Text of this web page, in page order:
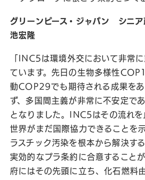
グリーンピース ・ジャパン シニア
池宏隆
「INC5は環境外交において非常
ています。先日の生物多様性
動COP29でも期待される成果をあ
ず、多国間主義が非常に不安定で
となりました。INC5はその流れを
世界がまだ国際協力できることを
ラスチック汚染を根本から解決す
実効的なプラ条約に合意すること
府にはその先頭に立ち、化石燃料